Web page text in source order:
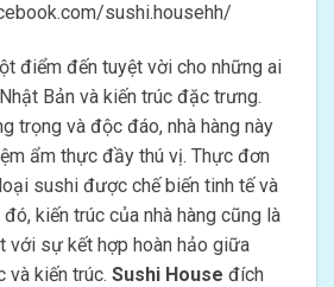
sushi.househh/
điểm đến tuyệt vời cho những ai
Bản và kiến trúc đặc trưng.
trọng và độc đáo, nhà hàng này
ẩm thực đầy thú vị. Thực đơn
sushi được chế biến tinh tế và
kiến trúc của nhà hàng cũng là
với sự kết hợp hoàn hảo giữa
và kiến trúc. Sushi House đích